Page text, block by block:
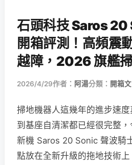
石頭科技 Saros
開箱評測！高頻震
越障，2026 旗艦
2026/4/29作者： 阿湯分類： 開箱
掃地機器人這幾年的進步速
到基座自清潔都已經很完整
新機 Saros 20 Sonic 聲波騎
點放在全新升級的拖地技術